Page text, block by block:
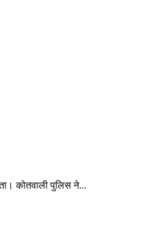
कोतवाली पुलिस ने...